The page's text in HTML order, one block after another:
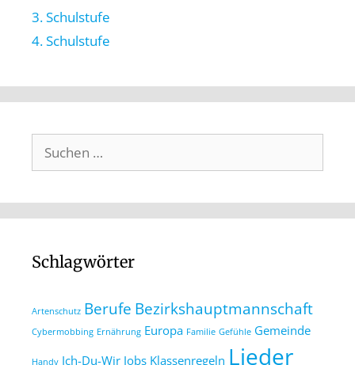
3. Schulstufe
4. Schulstufe
Schlagwörter
Artenschutz Berufe Bezirkshauptmannschaft
Cybermobbing Ernährung Europa Familie Gefühle Gemeinde
Handy Ich-Du-Wir Jobs Klassenregeln Lieder